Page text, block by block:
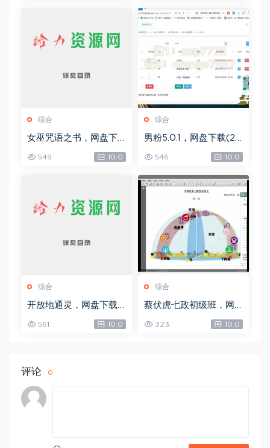
综合
女巫咒语之书，网盘下
549 10.0
综合
男粉5.0.1，网盘下载(25
546 10.0
综合
开放地通灵，网盘下载
561 10.0
综合
蔡伏虎七政初级班，网
323 10.0
评论 0